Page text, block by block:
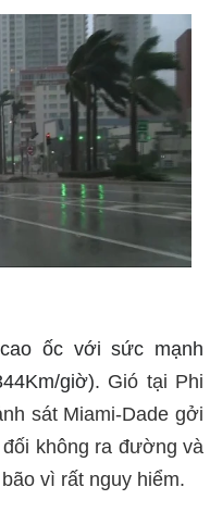
ốc với sức mạnh
giờ). Gió tại Phi
sát Miami-Dade gởi
không ra đường và
vì rất nguy hiểm.